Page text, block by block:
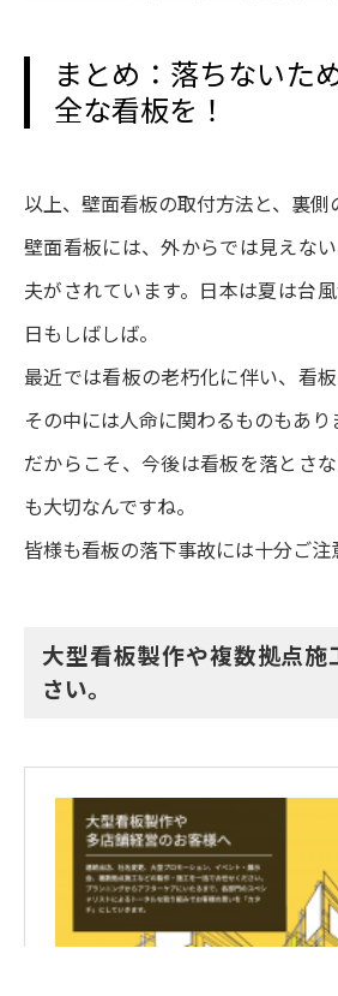
まとめ：落ちないた
全な看板を！
以上、壁面看板の取付方法と、裏側
壁面看板には、外からでは見えな
夫がされています。日本は夏は台
日もしばしば。
最近では看板の老朽化に伴い、看板
その中には人命に関わるものもあり
だからこそ、今後は看板を落とさ
も大切なんですね。
皆様も看板の落下事故には十分ご注
大型看板製作や複数拠点施
さい。